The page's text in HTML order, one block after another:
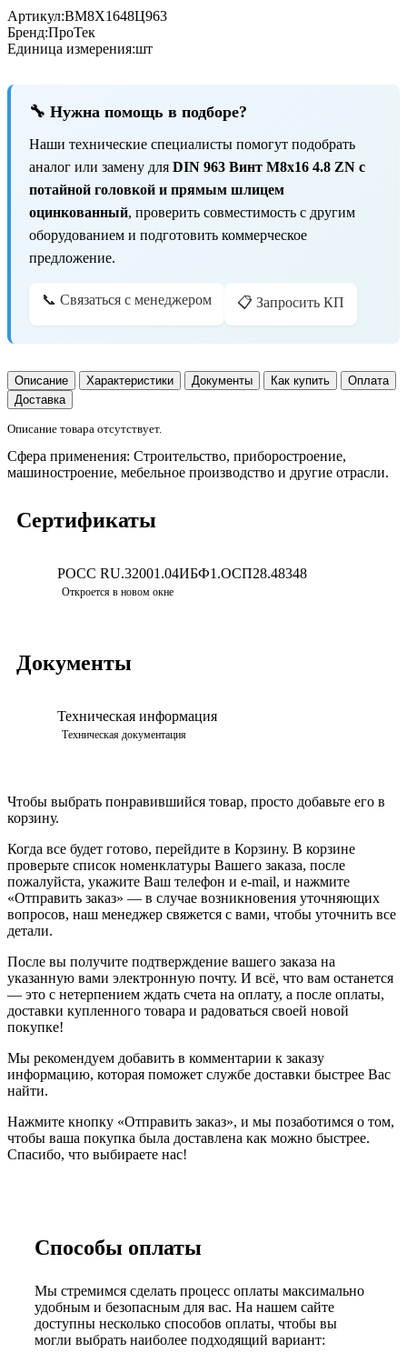
Артикул:ВМ8Х1648Ц963
Бренд:ПроТек
Единица измерения:шт
🔧 Нужна помощь в подборе?
Наши технические специалисты помогут подобрать
аналог или замену для DIN 963 Винт М8х16 4.8 ZN с
потайной головкой и прямым шлицем
оцинкованный, проверить совместимость с другим
оборудованием и подготовить коммерческое
предложение.
📞 Связаться с менеджером 📋 Запросить КП
Описание Характеристики Документы Как купить
Оплата
Доставка
Описание товара отсутствует.
Сфера применения: Строительство, приборостроение,
машиностроение, мебельное производство и другие отрасли.
Сертификаты
РОСС RU.32001.04ИБФ1.ОСП28.48348
Откроется в новом окне
Документы
Техническая информация
Техническая документация
Чтобы выбрать понравившийся товар, просто добавьте его в
корзину.
Когда все будет готово, перейдите в Корзину. В корзине
проверьте список номенклатуры Вашего заказа, после
пожалуйста, укажите Ваш телефон и e-mail, и нажмите
«Отправить заказ» — в случае возникновения уточняющих
вопросов, наш менеджер свяжется с вами, чтобы уточнить все
детали.
После вы получите подтверждение вашего заказа на
указанную вами электронную почту. И всё, что вам останется
— это с нетерпением ждать счета на оплату, а после оплаты,
доставки купленного товара и радоваться своей новой
покупке!
Мы рекомендуем добавить в комментарии к заказу
информацию, которая поможет службе доставки быстрее Вас
найти.
Нажмите кнопку «Отправить заказ», и мы позаботимся о том,
чтобы ваша покупка была доставлена как можно быстрее.
Спасибо, что выбираете нас!
Способы оплаты
Мы стремимся сделать процесс оплаты максимально
удобным и безопасным для вас. На нашем сайте
доступны несколько способов оплаты, чтобы вы
могли выбрать наиболее подходящий вариант: